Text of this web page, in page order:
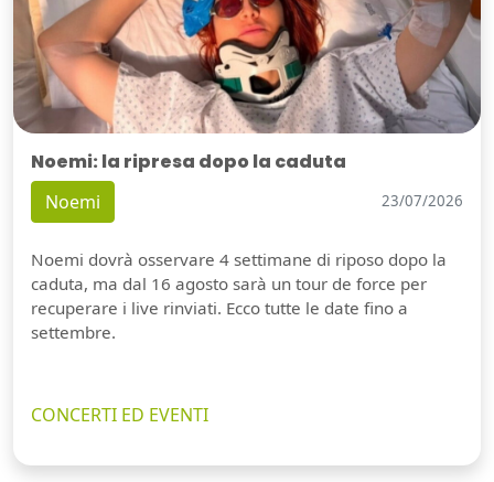
Noemi: la ripresa dopo la caduta
Noemi 23/07/2026
Noemi dovrà osservare 4 settimane di riposo dopo la
caduta, ma dal 16 agosto sarà un tour de force per
recuperare i live rinviati. Ecco tutte le date fino a
settembre.
CONCERTI ED EVENTI